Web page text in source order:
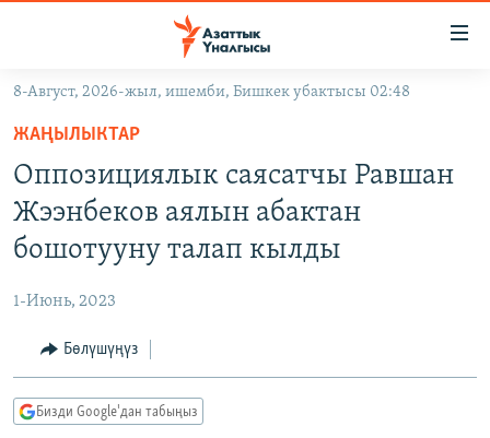
Навигацияга
өтүңүз
Издөөгө
салыңызКЫРГЫЗСТАН
МАДАНИЯТ
УКРАИНА
ТВ ПРОГРАММАЛАР
БҮГҮН АЗАТТЫКТА
ПОДКАСТ
8-Август, 2026-жыл, ишемби, Бишкек убактысы 02:48
ЖАҢЫЛЫКТАР
Оппозициялык саясатчы Равшан
Жээнбеков аялын абактан
бошотууну талап кылды
1-Июнь, 2023
Бөлүшүңүз
Бизди Google'дан табыңыз